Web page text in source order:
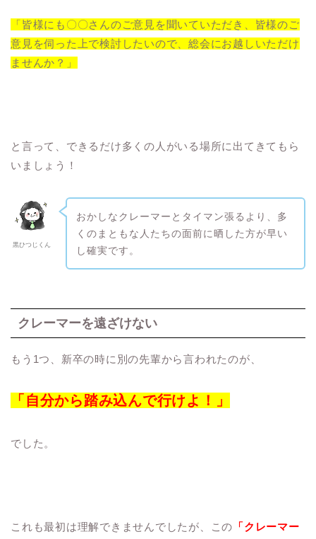
「皆様にも〇〇さんのご意見を聞いていただき、皆様のご
意見を伺った上で検討したいので、総会にお越しいただけ
ませんか？」
と言って、できるだけ多くの人がいる場所に出てきてもら
いましょう！
黒ひつじくん
おかしなクレーマーとタイマン張るより、多
くのまともな人たちの面前に晒した方が早い
し確実です。
クレーマーを遠ざけない
もう1つ、新卒の時に別の先輩から言われたのが、
「自分から踏み込んで行けよ！」
でした。
これも最初は理解できませんでしたが、この 「クレーマー